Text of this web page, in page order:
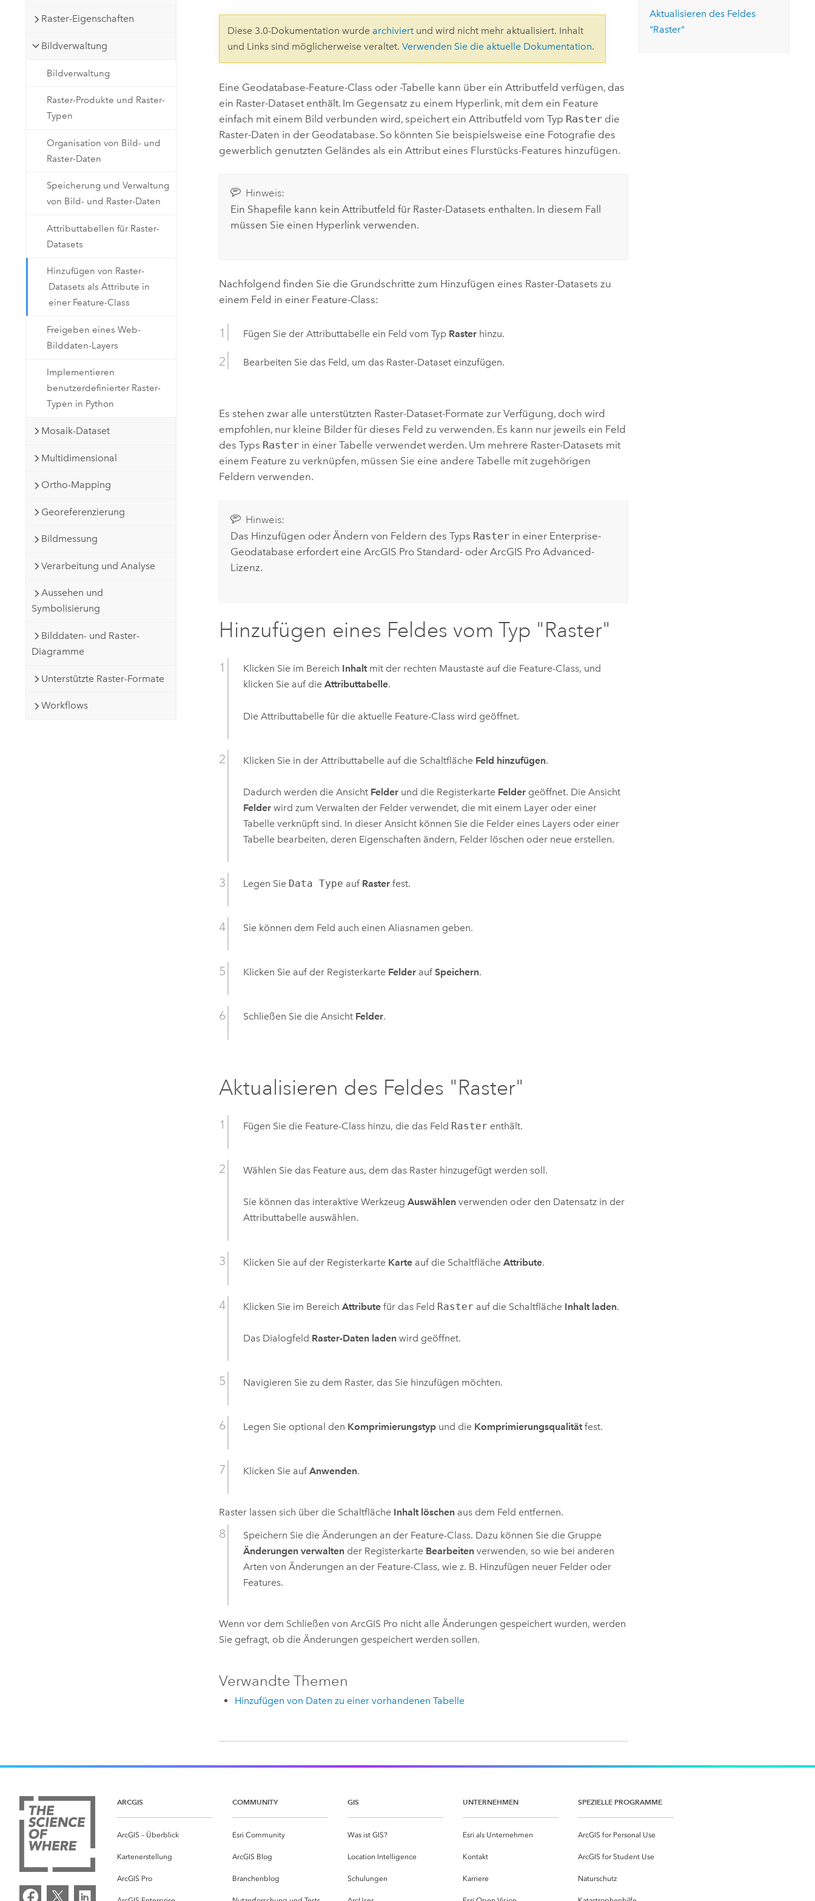
Developer-Technologie
die Kartenerstellung und
aktivieren Sie eine kostenfreie Testversion.
ArcGIS Pro erkunden
Infrastrukturmanagement erkunden
Den Kurs erkunden
Geoinformationen
Die Story lesen
Raster-Eigenschaften
Bildverwaltung
Bildverwaltung
Raster-Produkte und Raster-
Typen
Organisation von Bild- und
Raster-Daten
Speicherung und Verwaltung
von Bild- und Raster-Daten
Attributtabellen für Raster-
Datasets
Hinzufügen von Raster-
Datasets als Attribute in
einer Feature-Class
Freigeben eines Web-
Bilddaten-Layers
Implementieren
benutzerdefinierter Raster-
Typen in Python
Mosaik-Dataset
Multidimensional
Ortho-Mapping
Georeferenzierung
Bildmessung
Verarbeitung und Analyse
Aussehen und
Symbolisierung
Bilddaten- und Raster-
Diagramme
Unterstützte Raster-Formate
Workflows
Diese 3.0-Dokumentation wurde archiviert und wird nicht mehr aktualisiert. Inhalt
und Links sind möglicherweise veraltet.Verwenden Sie die aktuelle Dokumentation.
Eine Geodatabase-Feature-Class oder -Tabelle kann über ein Attributfeld verfügen, das
ein Raster-Dataset enthält. Im Gegensatz zu einem Hyperlink, mit dem ein Feature
einfach mit einem Bild verbunden wird, speichert ein Attributfeld vom Typ Raster die
Raster-Daten in der Geodatabase. So könnten Sie beispielsweise eine Fotografie des
gewerblich genutzten Geländes als ein Attribut eines Flurstücks-Features hinzufügen.
Hinweis:
Ein Shapefile kann kein Attributfeld für Raster-Datasets enthalten. In diesem Fall
müssen Sie einen Hyperlink verwenden.
Nachfolgend finden Sie die Grundschritte zum Hinzufügen eines Raster-Datasets zu
einem Feld in einer Feature-Class:
Fügen Sie der Attributtabelle ein Feld vom Typ Raster hinzu.
Bearbeiten Sie das Feld, um das Raster-Dataset einzufügen.
Es stehen zwar alle unterstützten Raster-Dataset-Formate zur Verfügung, doch wird
empfohlen, nur kleine Bilder für dieses Feld zu verwenden. Es kann nur jeweils ein Feld
des Typs Raster in einer Tabelle verwendet werden. Um mehrere Raster-Datasets mit
einem Feature zu verknüpfen, müssen Sie eine andere Tabelle mit zugehörigen
Feldern verwenden.
Hinweis:
Das Hinzufügen oder Ändern von Feldern des Typs Rasterin einer Enterprise-
Geodatabase erfordert eine ArcGIS Pro Standard- oder ArcGIS Pro Advanced-
Lizenz.
Hinzufügen eines Feldes vom Typ "Raster"
Klicken Sie im Bereich Inhaltmit der rechten Maustaste auf die Feature-Class, und
klicken Sie auf dieAttributtabelle.
Die Attributtabelle für die aktuelle Feature-Class wird geöffnet.
Klicken Sie in der Attributtabelle auf die Schaltfläche Feld hinzufügen.
Dadurch werden die Ansicht Felder und die Registerkarte Felder geöffnet. Die Ansicht
Felder wird zum Verwalten der Felder verwendet, die mit einem Layer oder einer
Tabelle verknüpft sind. In dieser Ansicht können Sie die Felder eines Layers oder einer
Tabelle bearbeiten, deren Eigenschaften ändern, Felder löschen oder neue erstellen.
Legen Sie Data Type auf Raster fest.
Sie können dem Feld auch einen Aliasnamen geben.
Klicken Sie auf der Registerkarte Felder aufSpeichern.
Schließen Sie die Ansicht Felder.
Aktualisieren des Feldes "Raster"
Fügen Sie die Feature-Class hinzu, die das Feld Raster enthält.
Wählen Sie das Feature aus, dem das Raster hinzugefügt werden soll.
Sie können das interaktive WerkzeugAuswählen verwenden oder den Datensatz in der
Attributtabelle auswählen.
Klicken Sie auf der Registerkarte Karte auf die SchaltflächeAttribute.
Klicken Sie im BereichAttribute für das Feld Raster auf die Schaltfläche Inhalt laden.
Das Dialogfeld Raster-Daten laden wird geöffnet.
Navigieren Sie zu dem Raster, das Sie hinzufügen möchten.
Legen Sie optional den Komprimierungstyp und die Komprimierungsqualitätfest.
Klicken Sie aufAnwenden.
Raster lassen sich über die Schaltfläche Inhalt löschen aus dem Feld entfernen.
Speichern Sie die Änderungen an der Feature-Class. Dazu können Sie die Gruppe
Änderungen verwalten der Registerkarte Bearbeiten verwenden, so wie bei anderen
Arten von Änderungen an der Feature-Class, wie z. B. Hinzufügen neuer Felder oder
Features.
Wenn vor dem Schließen vonArcGIS Pro nicht alle Änderungen gespeichert wurden, werden
Sie gefragt, ob die Änderungen gespeichert werden sollen.
Verwandte Themen
Hinzufügen von Daten zu einer vorhandenen Tabelle
Aktualisieren des Feldes
"Raster"
ARCGIS
ArcGIS – Überblick
Kartenerstellung
ArcGIS Pro
COMMUNITY
Esri Community
ArcGIS Blog
Branchenblog
GIS
Was ist GIS?
Location Intelligence
Schulungen
UNTERNEHMEN
Esri als Unternehmen
Kontakt
Karriere
SPEZIELLE PROGRAMME
ArcGIS for Personal Use
ArcGIS for Student Use
Naturschutz